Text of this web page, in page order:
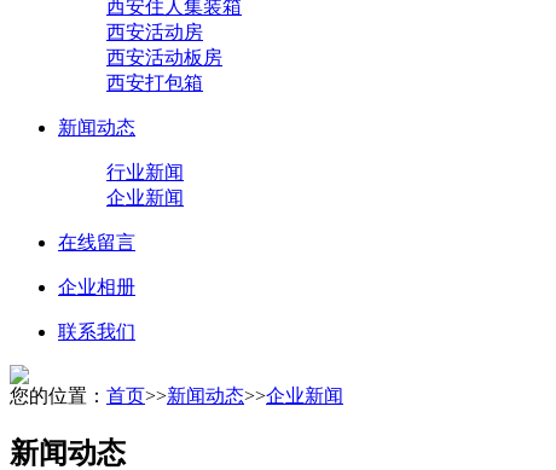
西安住人集装箱
西安活动房
西安活动板房
西安打包箱
新闻动态
行业新闻
企业新闻
在线留言
企业相册
联系我们
您的位置： 首页>>新闻动态>>企业新闻
新闻动态